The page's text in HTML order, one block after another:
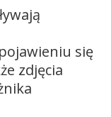
się
zdjęcia